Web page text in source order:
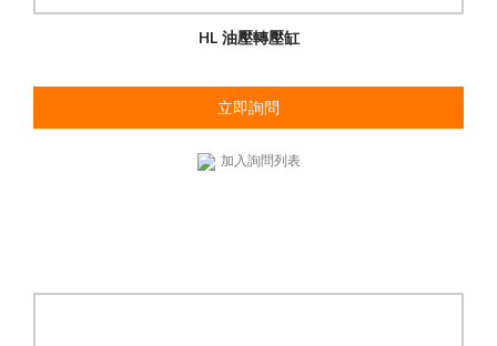
HL 油壓轉壓缸
立即詢問
加入詢問列表